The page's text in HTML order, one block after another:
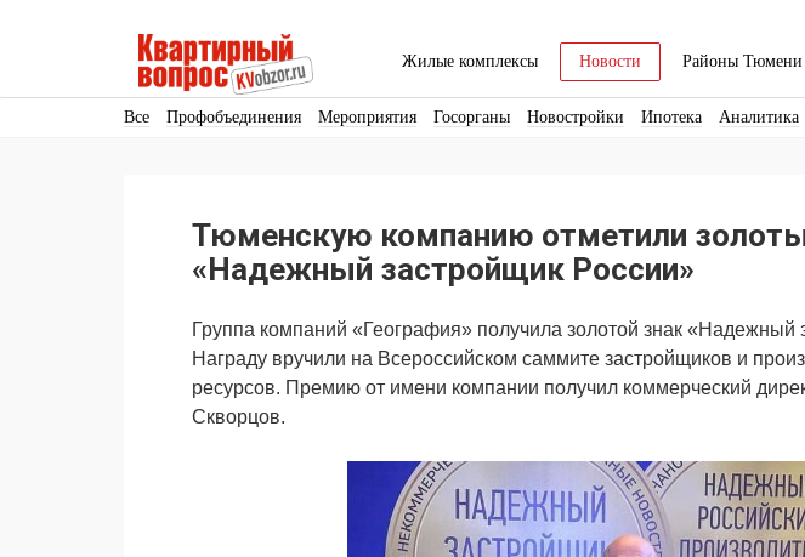
Жилые комплексы Новости Районы Тюмени
Все Профобъединения Мероприятия Госорганы Новостройки Ипотека Аналитика
Тюменскую компанию отметили
«Надежный застройщик России»
Группа компаний «География» получила золотой знак «Надежный
Награду вручили на Всероссийском саммите застройщиков и
ресурсов. Премию от имени компании получил коммерческий
Скворцов.